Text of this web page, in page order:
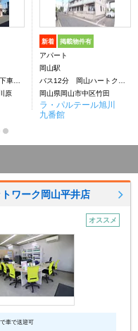
5分
原
新着 掲載物件有
アパート
岡山駅
バス12分 岡山ハートクリニック前下車：停歩5分
岡山県岡山市中区竹田
ラ・パルテール旭川
九番館
ワーク岡山平井店
オススメ
車で送迎可